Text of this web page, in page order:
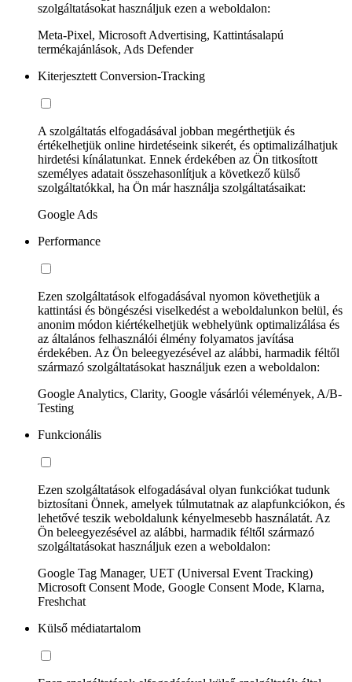
szolgáltatásokat használjuk ezen a weboldalon:
Meta-Pixel, Microsoft Advertising, Kattintásalapú
termékajánlások, Ads Defender
Kiterjesztett Conversion-Tracking
A szolgáltatás elfogadásával jobban megérthetjük és
értékelhetjük online hirdetéseink sikerét, és optimalizálhatjuk
hirdetési kínálatunkat. Ennek érdekében az Ön titkosított
személyes adatait összehasonlítjuk a következő külső
szolgáltatókkal, ha Ön már használja szolgáltatásaikat:
Google Ads
Performance
Ezen szolgáltatások elfogadásával nyomon követhetjük a
kattintási és böngészési viselkedést a weboldalunkon belül, és
anonim módon kiértékelhetjük webhelyünk optimalizálása és
az általános felhasználói élmény folyamatos javítása
érdekében. Az Ön beleegyezésével az alábbi, harmadik féltől
származó szolgáltatásokat használjuk ezen a weboldalon:
Google Analytics, Clarity, Google vásárlói vélemények, A/B-
Testing
Funkcionális
Ezen szolgáltatások elfogadásával olyan funkciókat tudunk
biztosítani Önnek, amelyek túlmutatnak az alapfunkciókon, és
lehetővé teszik weboldalunk kényelmesebb használatát. Az
Ön beleegyezésével az alábbi, harmadik féltől származó
szolgáltatásokat használjuk ezen a weboldalon:
Google Tag Manager, UET (Universal Event Tracking)
Microsoft Consent Mode, Google Consent Mode, Klarna,
Freshchat
Külső médiatartalom